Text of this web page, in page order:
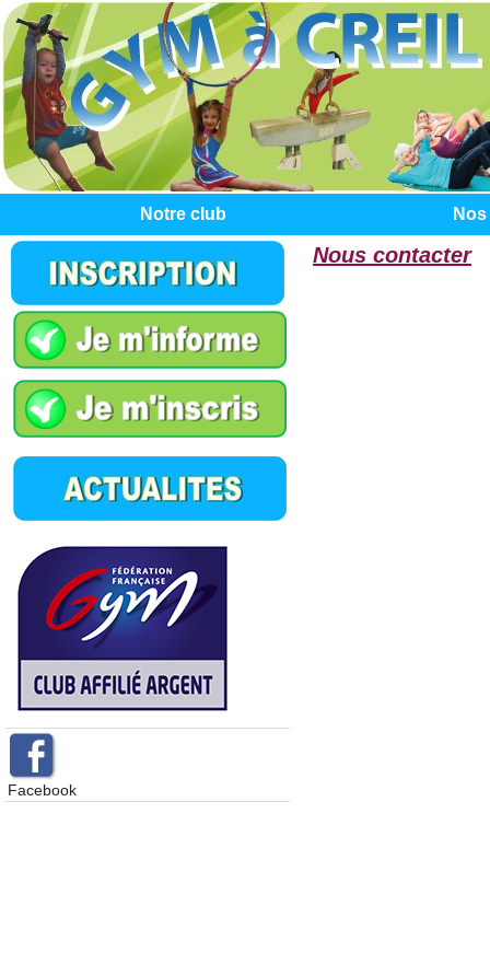
Notre club
Facebook
Nous contacter